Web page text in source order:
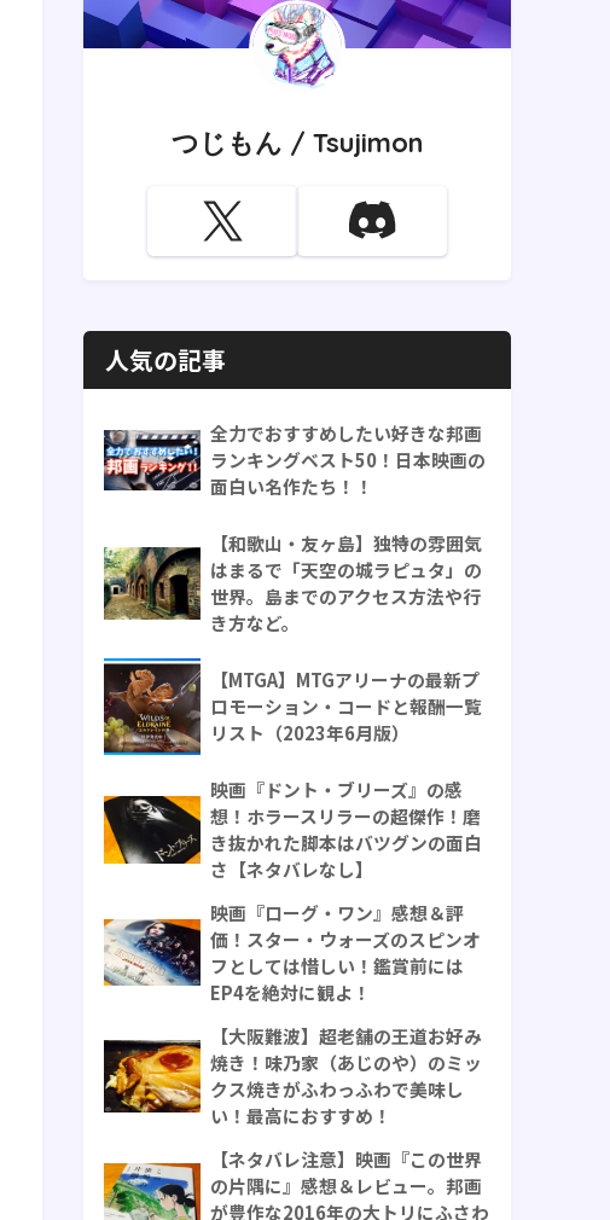
つじもん / Tsujimon
人気の記事
全力でおすすめしたい好きな邦画
ランキングベスト50！日本映画の
面白い名作たち！！
【和歌山・友ヶ島】独特の雰囲気
はまるで「天空の城ラピュタ」の
世界。島までのアクセス方法や行
き方など。
【MTGA】MTGアリーナの最新プ
ロモーション・コードと報酬一覧
リスト（2023年6月版）
映画『ドント・ブリーズ』の感
想！ホラースリラーの超傑作！磨
き抜かれた脚本はバツグンの面白
さ【ネタバレなし】
映画『ローグ・ワン』感想＆評
価！スター・ウォーズのスピンオ
フとしては惜しい！鑑賞前には
EP4を絶対に観よ！
【大阪難波】超老舗の王道お好み
焼き！味乃家（あじのや）のミッ
クス焼きがふわっふわで美味し
い！最高におすすめ！
【ネタバレ注意】映画『この世界
の片隅に』感想＆レビュー。邦画
が豊作な2016年の大トリにふさわ